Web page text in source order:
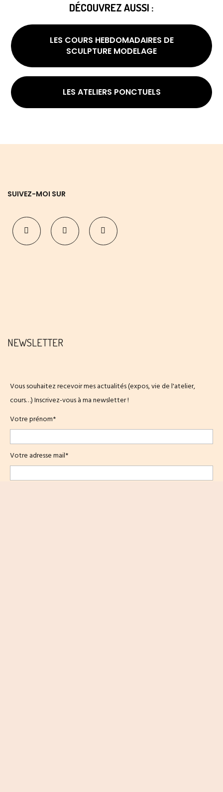
DÉCOUVREZ AUSSI :
LES COURS HEBDOMADAIRES DE
SCULPTURE MODELAGE
LES ATELIERS PONCTUELS
SUIVEZ-MOI SUR
NEWSLETTER
Vous souhaitez recevoir mes actualités (expos, vie de l'atelier,
cours…) Inscrivez-vous à ma newsletter !
Votre prénom*
Votre adresse mail*